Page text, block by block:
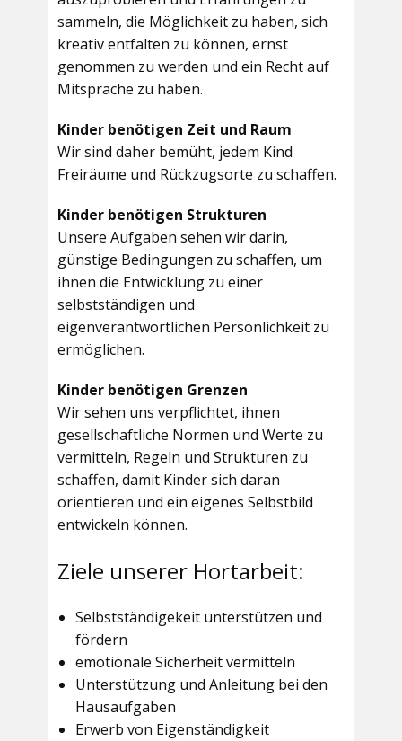
sammeln, die Möglichkeit zu haben, sich
kreativ entfalten zu können, ernst
genommen zu werden und ein Recht auf
Mitsprache zu haben.
Kinder benötigen Zeit und Raum
Wir sind daher bemüht, jedem Kind
Freiräume und Rückzugsorte zu schaffen.
Kinder benötigen Strukturen
Unsere Aufgaben sehen wir darin,
günstige Bedingungen zu schaffen, um
ihnen die Entwicklung zu einer
selbstständigen und
eigenverantwortlichen Persönlichkeit zu
ermöglichen.
Kinder benötigen Grenzen
Wir sehen uns verpflichtet, ihnen
gesellschaftliche Normen und Werte zu
vermitteln, Regeln und Strukturen zu
schaffen, damit Kinder sich daran
orientieren und ein eigenes Selbstbild
entwickeln können.
Ziele unserer Hortarbeit:
Selbstständigekeit unterstützen und
fördern
emotionale Sicherheit vermitteln
Unterstützung und Anleitung bei den
Hausaufgaben
Erwerb von Eigenständigkeit